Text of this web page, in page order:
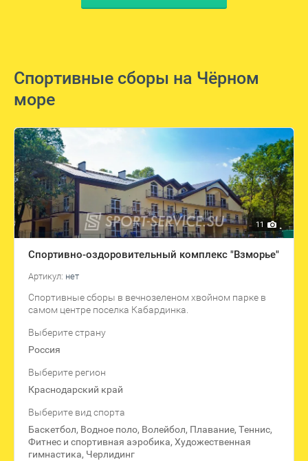
Спортивные сборы на Чёрном
море
11
Спортивно-оздоровительный комплекс "Взморье"
Артикул: нет
Спортивные сборы в вечнозеленом хвойном парке в
самом центре поселка Кабардинка.
Выберите страну
Россия
Выберите регион
Краснодарский край
Выберите вид спорта
Баскетбол, Водное поло, Волейбол, Плавание, Теннис,
Фитнес и спортивная аэробика, Художественная
гимнастика, Черлидинг